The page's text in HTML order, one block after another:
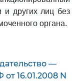
и других лиц без
органа.
—
16.01.2008 N